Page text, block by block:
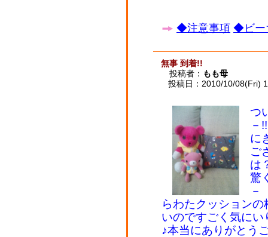
◆注意事項 ◆ビー
無事 到着!!
投稿者： もも母
投稿日：2010/10/08(Fri)
つ
－
に
ご
は
驚
－
らわたクッション
いのですごく気に
♪本当にありがとう